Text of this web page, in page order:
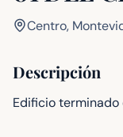
Centro,
Descripción
Edificio terminado